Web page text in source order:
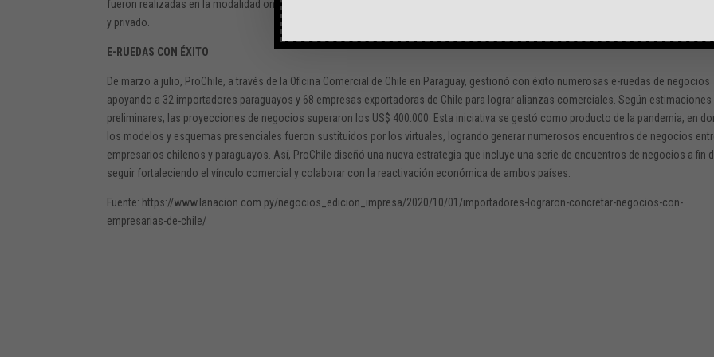
fueron realizadas en la modalidad online entre empresas chilenas del sector energético y contrapartes paraguayas de los sectores
y privado.
E-RUEDAS CON ÉXITO
De marzo a julio, ProChile, a través de la Oficina Comercial de Chile en Paraguay, gestionó con éxito numerosas e-ruedas de negocios
apoyando a 32 importadores paraguayos y 68 empresas exportadoras de Chile para lograr alianzas comerciales. Según estimaciones
preliminares, las proyecciones de negocios superaron los US$ 400.000. Esta iniciativa se gestó como producto de la pandemia, en
los modelos y esquemas presenciales fueron sustituidos por los virtuales, logrando generar numerosos encuentros de negocios
empresarios chilenos y paraguayos. Así, ProChile diseñó una nueva estrategia que incluye una serie de encuentros de negocios a fin
seguir fortaleciendo el vínculo comercial y colaborar con la reactivación económica de ambos países.
Fuente: https://www.lanacion.com.py/negocios_edicion_impresa/2020/10/01/importadores-lograron-concretar-negocios-con-
empresarias-de-chile/